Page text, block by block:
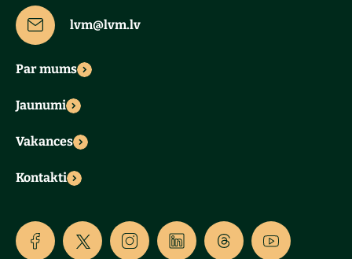
lvm@lvm.lv
Par mums
Jaunumi
Vakances
Kontakti